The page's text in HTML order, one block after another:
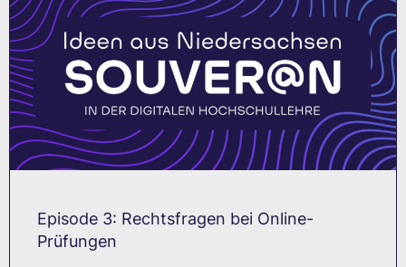
Episode 3: Rechtsfragen bei Online-
Prüfungen